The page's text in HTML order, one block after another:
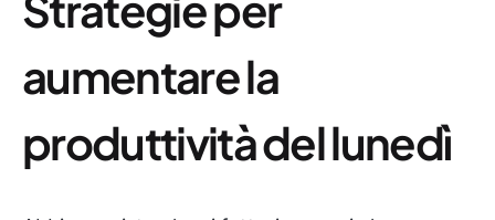
aumentare la
produttività del lunedì